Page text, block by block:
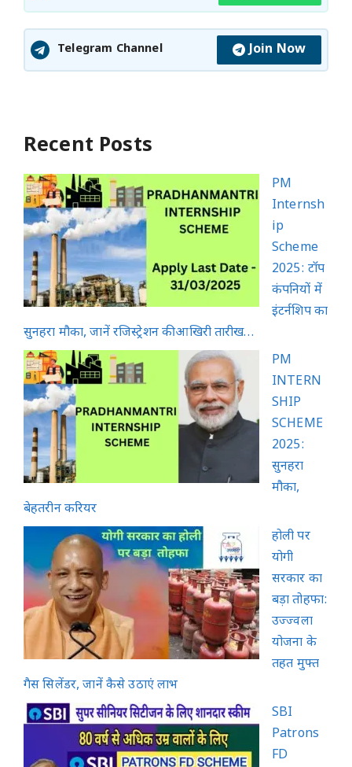
Telegram Channel Join Now
Recent Posts
PM
Internsh
ip
Scheme
2025: टॉप
कंपनियों में
इंटर्नशिप का
सुनहरा मौका, जानें रजिस्ट्रेशन की आखिरी तारीख…
PM
INTERN
SHIP
SCHEME
2025:
सुनहरा
मौका,
बेहतरीन करियर
होली पर
योगी
सरकार का
बड़ा तोहफा:
उज्ज्वला
योजना के
तहत मुफ्त
गैस सिलेंडर, जानें कैसे उठाएं लाभ
SBI
Patrons
FD